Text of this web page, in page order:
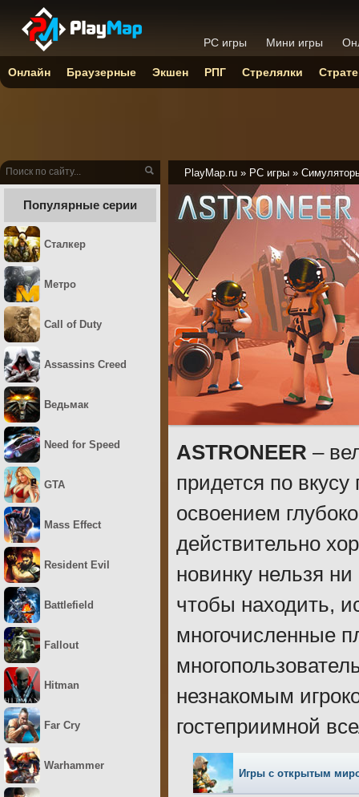
PlayMap.ru » PC игры »
ASTRONEER –
придется по
освоением
действительно
новинку нельзя
чтобы находить,
многочисленные
незнакомым
гостеприимной
Игры с открытым
Популярные серии
Сталкер
Метро
Call of Duty
Assassins Creed
Ведьмак
Need for Speed
GTA
Mass Effect
Resident Evil
Battlefield
Fallout
Hitman
Far Cry
Warhammer
PC игры Мини игры
Онлайн Браузерные Экшен РПГ Стрелялки